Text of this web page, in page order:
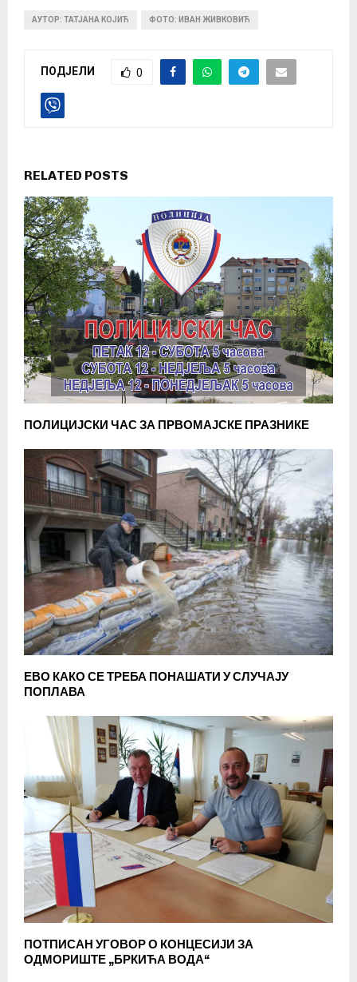
АУТОР: ТАТЈАНА КОЈИЋ ФОТО: ИВАН ЖИВКОВИЋ
ПОДЈЕЛИ 0
RELATED POSTS
ПОЛИЦИЈСКИ ЧАС ЗА ПРВОМАЈСКЕ ПРАЗНИКЕ
ЕВО КАКО СЕ ТРЕБА ПОНАШАТИ У СЛУЧАЈУ
ПОПЛАВА
ПОТПИСАН УГОВОР О КОНЦЕСИЈИ ЗА
ОДМОРИШТЕ „БРКИЋА ВОДА“